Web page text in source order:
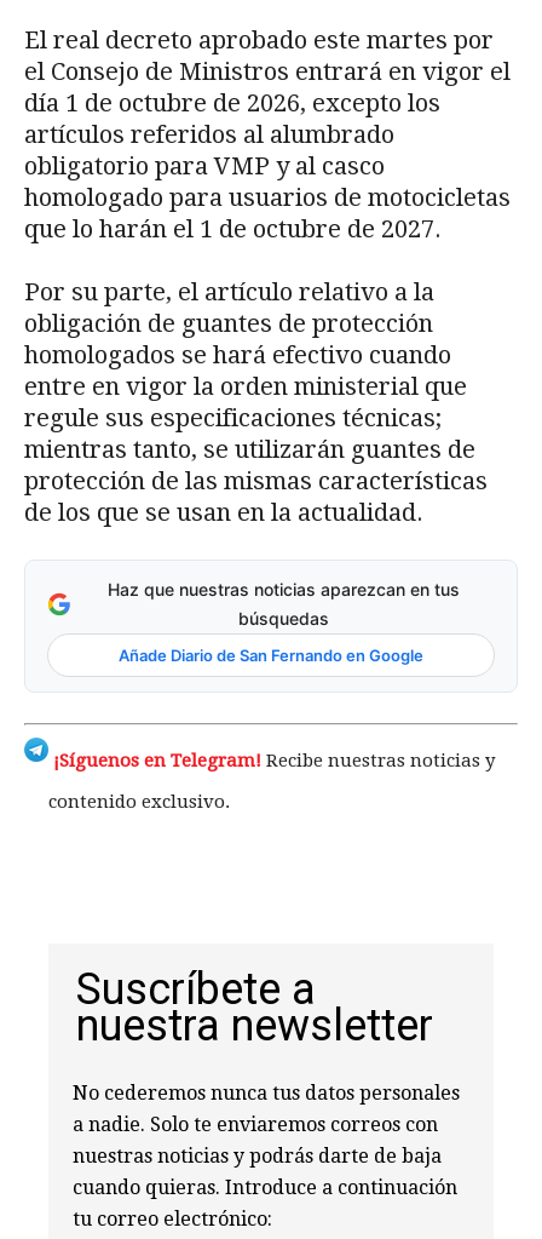
El real decreto aprobado este martes por
el Consejo de Ministros entrará en vigor el
día 1 de octubre de 2026, excepto los
artículos referidos al alumbrado
obligatorio para VMP y al casco
homologado para usuarios de motocicletas
que lo harán el 1 de octubre de 2027.
Por su parte, el artículo relativo a la
obligación de guantes de protección
homologados se hará efectivo cuando
entre en vigor la orden ministerial que
regule sus especificaciones técnicas;
mientras tanto, se utilizarán guantes de
protección de las mismas características
de los que se usan en la actualidad.
Haz que nuestras noticias aparezcan en tus
búsquedas
Añade Diario de San Fernando en Google
¡Síguenos en Telegram! Recibe nuestras noticias y
contenido exclusivo.
Suscríbete a
nuestra newsletter
No cederemos nunca tus datos personales
a nadie. Solo te enviaremos correos con
nuestras noticias y podrás darte de baja
cuando quieras. Introduce a continuación
tu correo electrónico: